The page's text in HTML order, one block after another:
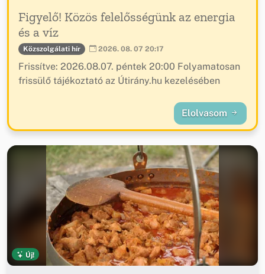
Figyelő! Közös felelősségünk az energia
és a víz
Közszolgálati hír 2026. 08. 07 20:17
Frissítve: 2026.08.07. péntek 20:00 Folyamatosan
frissülő tájékoztató az Útirány.hu kezelésében
Elolvasom
Új!